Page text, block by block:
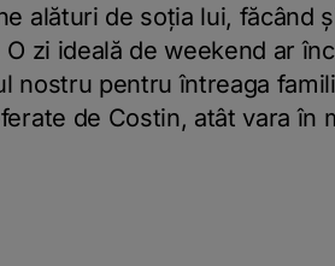
alături de soția lui, făcând
zi ideală de weekend ar
nostru pentru întreaga
de Costin, atât vara în